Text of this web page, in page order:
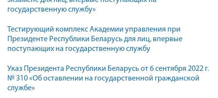
государственную службу»
Тестирующий комплекс Академии управления при
Президенте Республики Беларусь для лиц, впервые
поступающих на государственную службу
Указ Президента Республики Беларусь от 6 сентября 2022 г.
№ 310 «Об оставлении на государственной гражданской
службе»